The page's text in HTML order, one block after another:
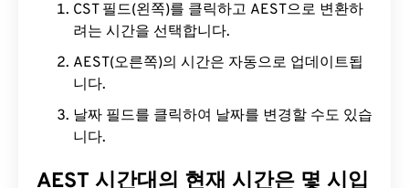
CST 필드(왼쪽)를 클릭하고 AEST으로 변환하
려는 시간을 선택합니다.
AEST(오른쪽)의 시간은 자동으로 업데이트됩
니다.
날짜 필드를 클릭하여 날짜를 변경할 수도 있습
니다.
AEST 시간대의 현재 시간은 몇 시입